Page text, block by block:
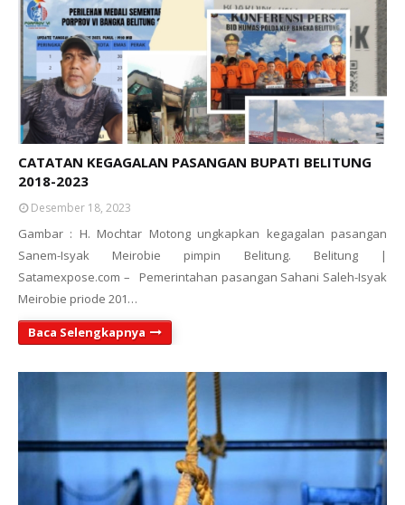
CATATAN KEGAGALAN PASANGAN BUPATI BELITUNG
2018-2023
Desember 18, 2023
Gambar : H. Mochtar Motong ungkapkan kegagalan pasangan
Sanem-Isyak Meirobie pimpin Belitung. Belitung |
Satamexpose.com – Pemerintahan pasangan Sahani Saleh-Isyak
Meirobie priode 201…
Baca Selengkapnya